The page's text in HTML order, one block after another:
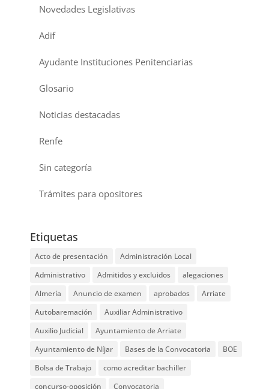
Novedades Legislativas
Adif
Ayudante Instituciones Penitenciarias
Glosario
Noticias destacadas
Renfe
Sin categoría
Trámites para opositores
Etiquetas
Acto de presentación
Administración Local
Administrativo
Admitidos y excluidos
alegaciones
Almería
Anuncio de examen aprobados
Arriate
Autobaremación
Auxiliar Administrativo
Auxilio Judicial
Ayuntamiento de Arriate
Ayuntamiento de Níjar
Bases de la Convocatoria
BOE
Bolsa de Trabajo
como acreditar bachiller
concurso-oposición
Convocatoria